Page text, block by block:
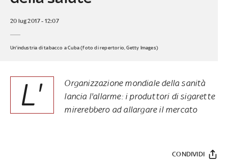
20 lug 2017 - 12:07
Un'industria di tabacco a Cuba (foto di repertorio, Getty Images)
L'
Organizzazione mondiale della sanità
lancia l'allarme: i produttori di sigarette
mirerebbero ad allargare il mercato
CONDIVIDI